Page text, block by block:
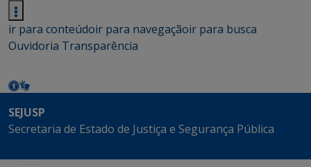
ir para conteúdoir para navegaçãoir para busca
Ouvidoria Transparência
SEJUSP
Secretaria de Estado de Justiça e Segurança Pública